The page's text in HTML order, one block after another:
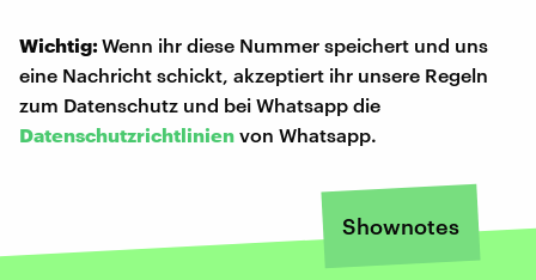
Wichtig:Wenn ihr diese Nummer speichert und uns
eine Nachricht schickt, akzeptiert ihr unsere Regeln
zum Datenschutz und bei Whatsapp die
Datenschutzrichtlinien von Whatsapp.
Shownotes